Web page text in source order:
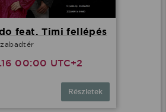
feat. Timi fellépés
00:00 UTC+2
Részletek